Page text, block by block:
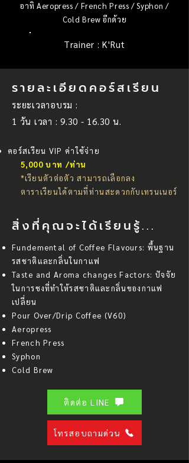
อาทิ Aeropress / French Press / Syphon /
Cold Brew อีกด้วย
Trainer : K'Rut
รายละเอียดคอร์สเรียน
ระยะเวลาอบรม :
1 วัน เวลา : 9.30 - 16.30 น.
คอร์สเรียน VIP ค่าใช้จ่าย
5,000 บาท /ท่าน
*เรียนตัวต่อตัว สามารถเลือกลง
ตาราเรียนได้ตามที่ท่านสะดวกกับเทรนเนอร์
สิ่งที่คุณจะได้เรียนรู้...
Fundemental of Coffee Flavours: พื้นฐาน
รสชาติและกลิ่นในกาแฟ
Taste and Aroma changes Factors: ปัจจัย
ในการชงที่ทำให้รสชาติและกลิ่นของกาแฟ
เปลี่ยน
Pour Over/Drip Coffee (V60)
Aeropress
French Press
Syphon
Cold Brew
ติดต่อ LINE
โทรสอบถามด่วน